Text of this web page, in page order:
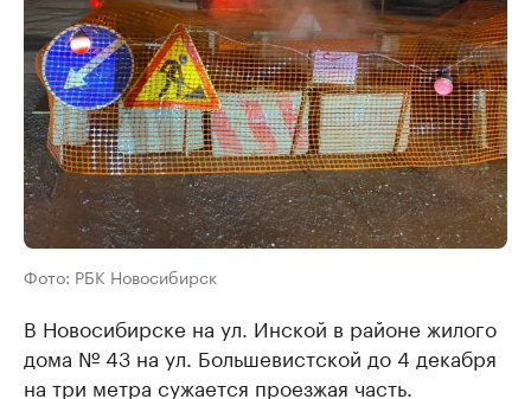
Фото: РБК Новосибирск
В Новосибирске на ул. Инской в районе жилого
дома № 43 на ул. Большевистской до 4 декабря
на три метра сужается проезжая часть.